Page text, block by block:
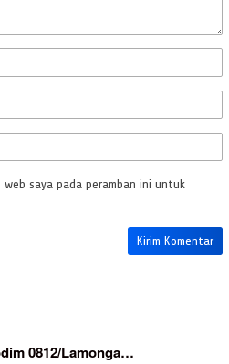
web saya pada peramban ini untuk
0812/Lamonga…